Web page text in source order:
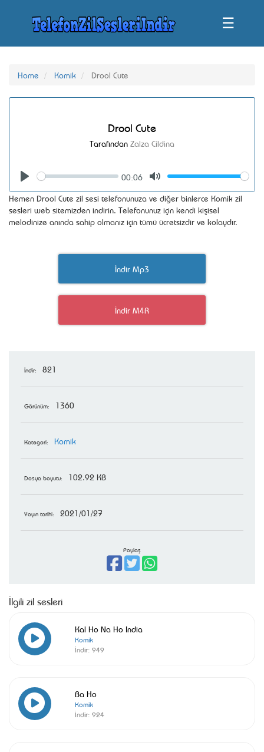
☰
Home Komik Drool Cute
Drool Cute
Tarafından Zalza Cildina
Seek
00:06
Volume
Hemen Drool Cute zil sesi telefonunuza ve diğer binlerce Komik zil
sesleri web sitemizden indirin. Telefonunuz için kendi kişisel
melodinize anında sahip olmanız için tümü ücretsizdir ve kolaydır.
İndir Mp3
İndir M4R
İndir: 821
Görünüm: 1360
Kategori: Komik
Dosya boyutu: 102.92 KB
Yayın tarihi: 2021/01/27
Paylaş
İlgili zil sesleri
Kal Ho Na Ho India
Komik
İndir: 949
Ba Ho
Komik
İndir: 924